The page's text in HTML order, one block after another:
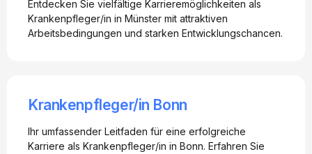
Entdecken Sie vielfältige Karrieremöglichkeiten als
Krankenpfleger/in in Münster mit attraktiven
Arbeitsbedingungen und starken Entwicklungschancen.
Krankenpfleger/in Bonn
Ihr umfassender Leitfaden für eine erfolgreiche
Karriere als Krankenpfleger/in in Bonn. Erfahren Sie